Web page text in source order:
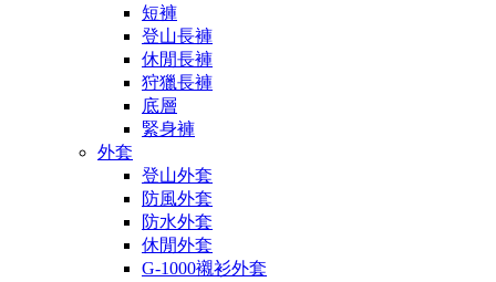
短褲
登山長褲
休閒長褲
狩獵長褲
底層
緊身褲
外套
登山外套
防風外套
防水外套
休閒外套
G-1000襯衫外套